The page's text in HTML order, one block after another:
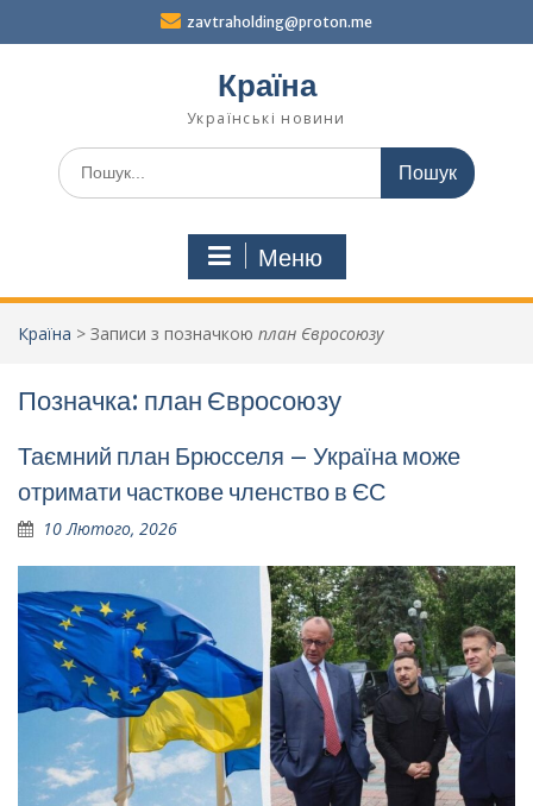
zavtraholding@proton.me
Країна
Українські новини
Шукати:
Меню
Країна > Записи з позначкою план Євросоюзу
Позначка: план Євросоюзу
Таємний план Брюсселя – Україна може
отримати часткове членство в ЄС
10 Лютого, 2026